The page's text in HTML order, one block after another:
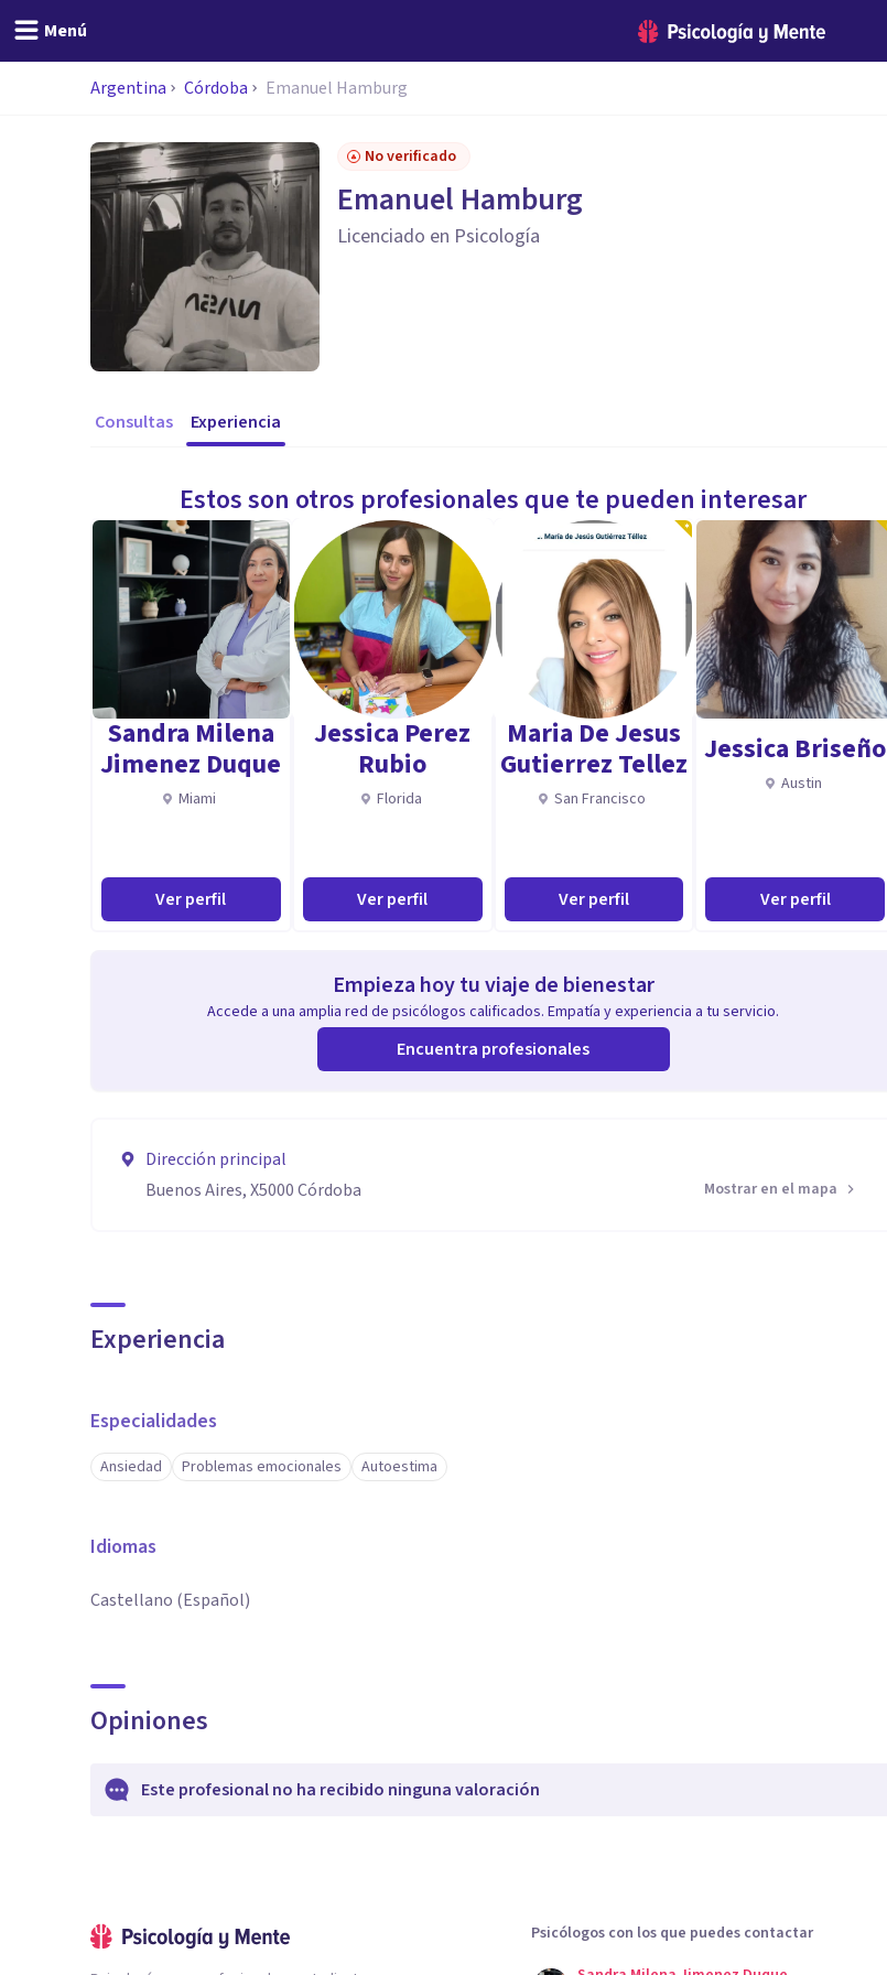
Menú
Argentina Córdoba Emanuel Hamburg
No verificado
Emanuel Hamburg
Licenciado en Psicología
Consultas Experiencia
Estos son otros profesionales que te pueden interesar
Sandra Milena
Jimenez Duque
Miami
Ver perfil
Jessica Perez
Rubio
Florida
Ver perfil
Maria De Jesus
Gutierrez Tellez
San Francisco
Ver perfil
Jessica Briseño
Austin
Ver perfil
Empieza hoy tu viaje de bienestar
Accede a una amplia red de psicólogos calificados. Empatía y experiencia a tu servicio.
Encuentra profesionales
Dirección principal
Buenos Aires, X5000 Córdoba
Mostrar en el mapa
Experiencia
Especialidades
Ansiedad Problemas emocionales Autoestima
Idiomas
Castellano (Español)
Opiniones
Este profesional no ha recibido ninguna valoración
Psicólogos con los que puedes contactar